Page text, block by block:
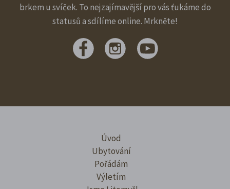
brkem u svíček. To nejzajímavější pro vás ťukáme do
statusů a sdílíme online. Mrkněte!
Úvod
Ubytování
Pořádám
Výletím